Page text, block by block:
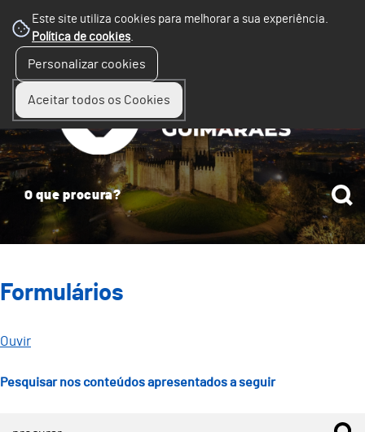
Este site utiliza cookies para melhorar a sua experiência.
Política de cookies.
Personalizar cookies
Aceitar todos os Cookies
Formulários
Ouvir
Pesquisar nos conteúdos apresentados a seguir